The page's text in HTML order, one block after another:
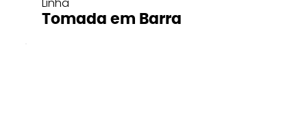
Tomada em Barra